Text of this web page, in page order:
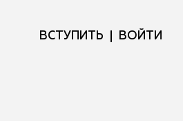
ВСТУПИТЬ ВОЙТИ